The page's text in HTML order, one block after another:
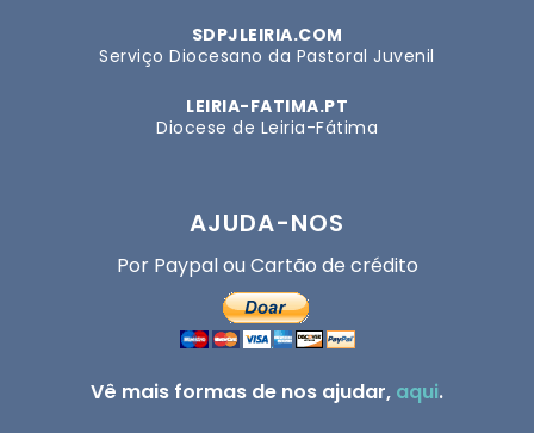
SDPJLEIRIA.COM
Serviço Diocesano da Pastoral Juvenil
LEIRIA-FATIMA.PT
Diocese de Leiria-Fátima
AJUDA-NOS
Por Paypal ou Cartão de crédito
Vê mais formas de nos ajudar, aqui.